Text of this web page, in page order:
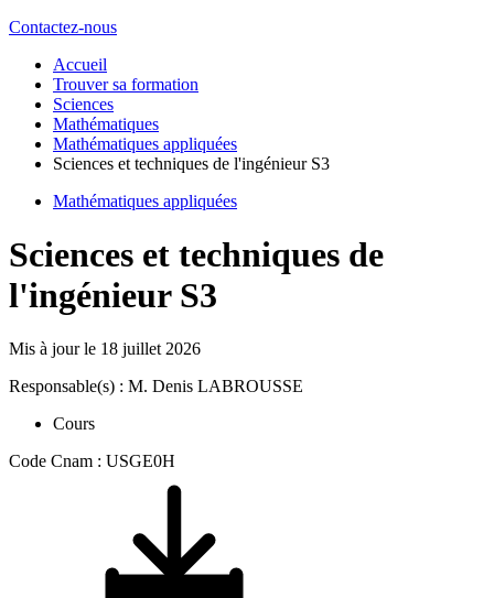
Contactez-nous
Accueil
Trouver sa formation
Sciences
Mathématiques
Mathématiques appliquées
Sciences et techniques de l'ingénieur S3
Mathématiques appliquées
Sciences et techniques de
l'ingénieur S3
Mis à jour le 18 juillet 2026
Responsable(s) : M. Denis LABROUSSE
Cours
Code Cnam : USGE0H